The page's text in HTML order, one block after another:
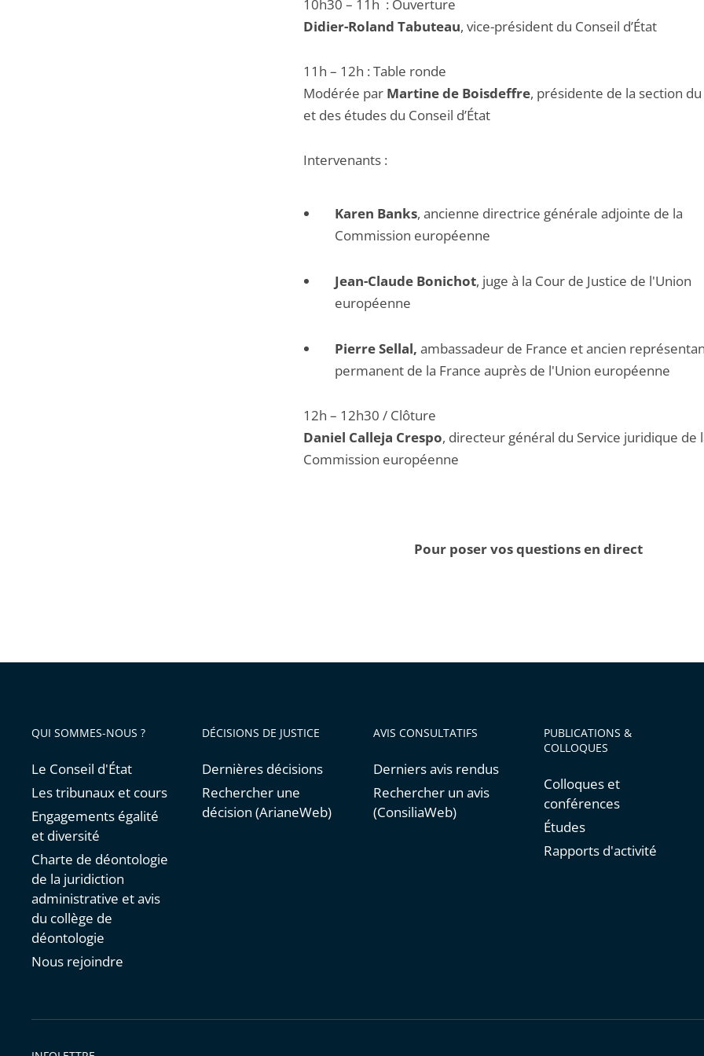
10h30 – 11h : Ouverture
Didier-Roland Tabuteau, vice-président du Conseil d’État
11h – 12h : Table ronde
Modérée par Martine de Boisdeffre, présidente de la section
et des études du Conseil d’État
Intervenants :
Karen Banks, ancienne directrice générale adjointe de la
Commission européenne
Jean-Claude Bonichot, juge à la Cour de Justice de l'Union
européenne
Pierre Sellal, ambassadeur de France et ancien
permanent de la France auprès de l'Union européenne
12h – 12h30 / Clôture
Daniel Calleja Crespo, directeur général du Service juridique de
Commission européenne
Pour poser vos questions en direct
QUI SOMMES-NOUS ?
Le Conseil d'État
Les tribunaux et cours
Engagements égalité
et diversité
Charte de déontologie
de la juridiction
administrative et avis
du collège de
déontologie
Nous rejoindre
DÉCISIONS DE JUSTICE
Dernières décisions
Rechercher une
décision (ArianeWeb)
AVIS CONSULTATIFS
Derniers avis rendus
Rechercher un avis
(ConsiliaWeb)
PUBLICATIONS &
COLLOQUES
Colloques et
conférences
Études
Rapports d'activité